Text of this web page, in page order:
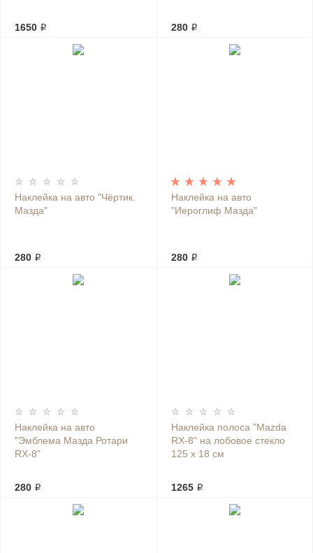
1650 ₽ 280 ₽
Наклейка на авто "Чёртик.
Мазда"
280 ₽
Наклейка на авто
"Иероглиф Мазда"
280 ₽
Наклейка на авто
"Эмблема Мазда Ротари
RX-8"
280 ₽
Наклейка полоса "Mazda
RX-8" на лобовое стекло
125 х 18 см
1265 ₽